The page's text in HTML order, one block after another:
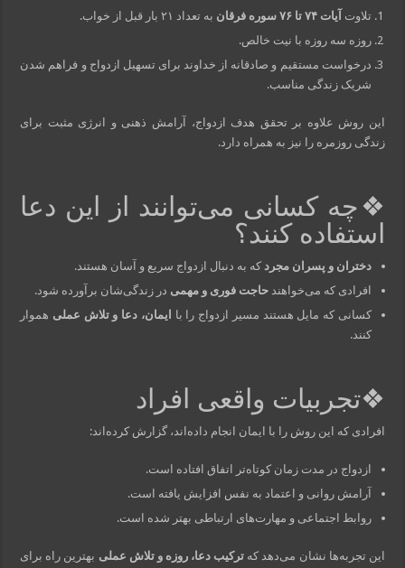
تلاوت آیات ۷۴ تا ۷۶ سوره فرقان
به تعداد ۲۱ بار قبل از خواب.
روزه سه روزه با نیت خالص.
درخواست مستقیم و صادقانه از خداوند برای تسهیل ازدواج و فراهم شدن
شریک زندگی مناسب.
این روش علاوه بر تحقق هدف ازدواج، آرامش ذهنی و انرژی مثبت برای
زندگی روزمره را نیز به همراه دارد.
❖چه کسانی می‌توانند از این دعا
استفاده کنند؟
دختران و پسران مجرد که به دنبال ازدواج سریع و آسان هستند.
افرادی که می‌خواهندحاجت فوری و مهمی در زندگی‌شان برآورده شود.
کسانی که مایل هستند مسیر ازدواج را با
ایمان، دعا و تلاش عملی هموار
کنند.
❖تجربیات واقعی افراد
افرادی که این روش را با ایمان انجام داده‌اند، گزارش کرده‌اند:
ازدواج در مدت زمان کوتاه‌تر اتفاق افتاده است.
آرامش روانی و اعتماد به نفس افزایش یافته است.
روابط اجتماعی و مهارت‌های ارتباطی بهتر شده است.
این تجربه‌ها نشان می‌دهد که ترکیب دعا، روزه و تلاش عملی بهترین راه برای